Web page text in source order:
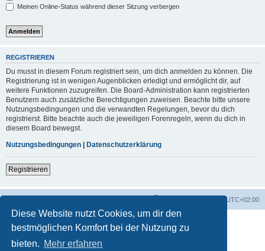
Diese Website nutzt Cookies, um dir den
bestmöglichen Komfort bei der Nutzung zu
bieten. Mehr erfahren
Meinen Online-Status während dieser Sitzung verbergen
REGISTRIEREN
Du musst in diesem Forum registriert sein, um dich anmelden zu können. Die
Registrierung ist in wenigen Augenblicken erledigt und ermöglicht dir, auf
weitere Funktionen zuzugreifen. Die Board-Administration kann registrierten
Benutzern auch zusätzliche Berechtigungen zuweisen. Beachte bitte unsere
Nutzungsbedingungen und die verwandten Regelungen, bevor du dich
registrierst. Bitte beachte auch die jeweiligen Forenregeln, wenn du dich in
diesem Board bewegst.
Nutzungsbedingungen | Datenschutzerklärung
Registrieren
UTC+02:00